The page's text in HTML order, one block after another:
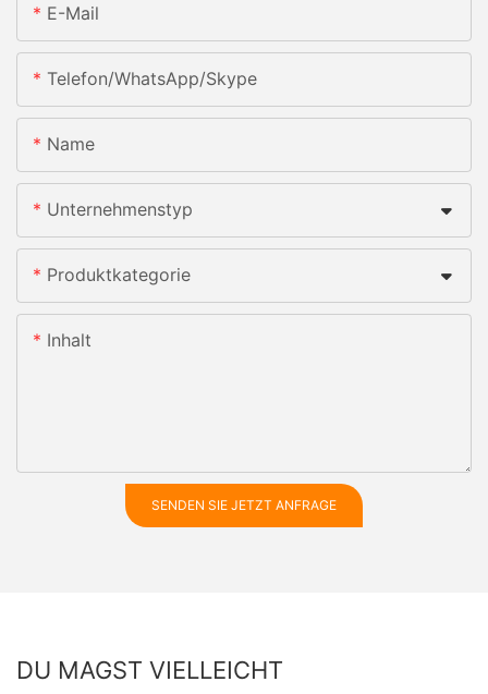
E-Mail
Telefon/WhatsApp/Skype
Name
Unternehmenstyp
Produktkategorie
Inhalt
SENDEN SIE JETZT ANFRAGE
DU MAGST VIELLEICHT